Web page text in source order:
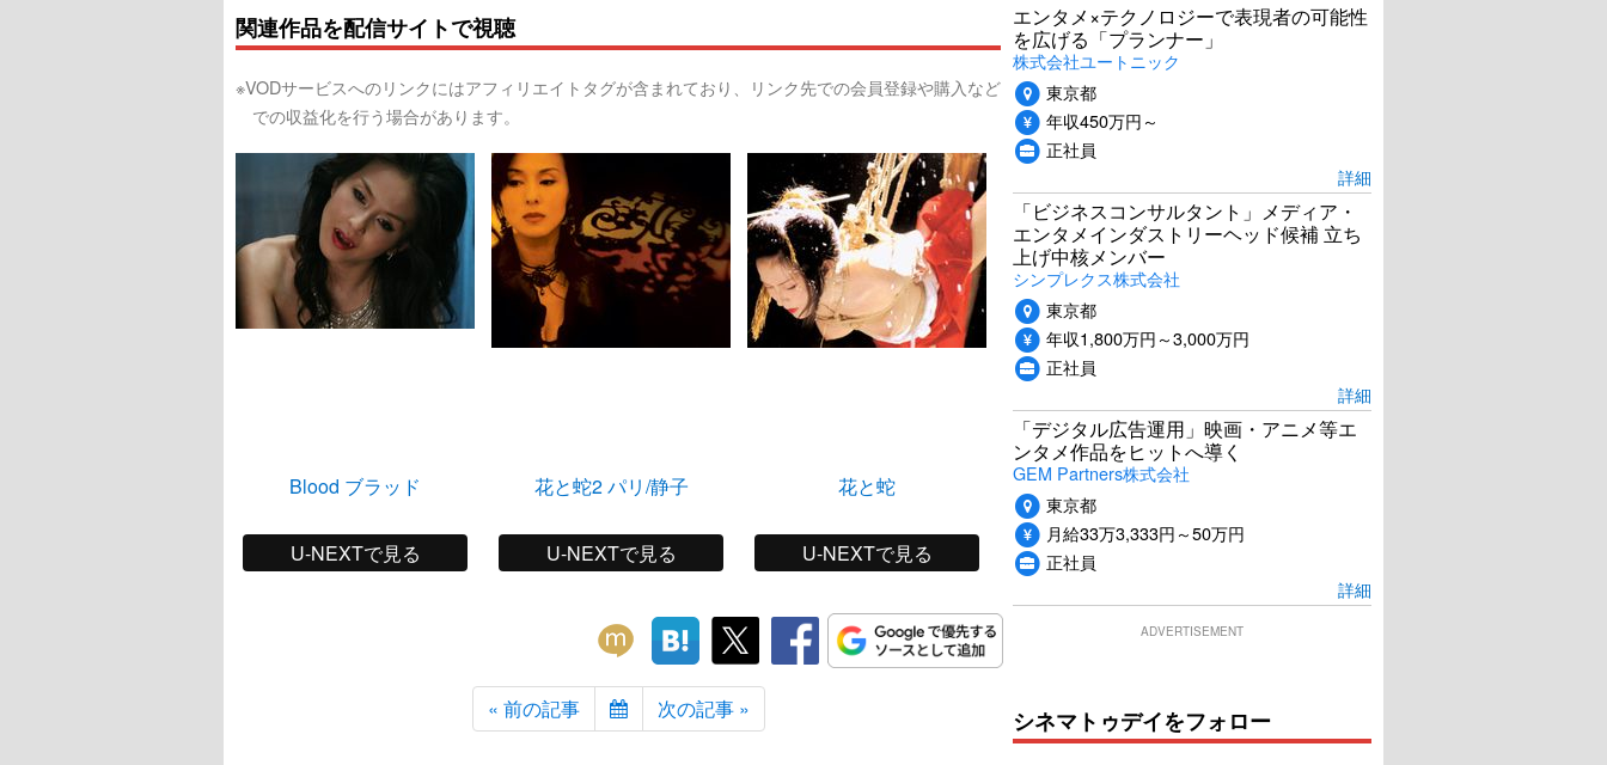
関連作品を配信サイトで視聴
※VODサービスへのリンクにはアフィリエイトタグが含まれており、リンク先での会員登録や購入など
での収益化を行う場合があります。
Blood ブラッド
U-NEXTで見る
花と蛇2 パリ/静子
U-NEXTで見る
花と蛇
U-NEXTで見る
散歩屋ケンちゃん
U-NEXTで見る
« 前の記事 次の記事 »
エンタメ×テクノロジーで表現者の可能性
を広げる「プランナー」
株式会社ユートニック
東京都
年収450万円～
正社員
詳細
「ビジネスコンサルタント」メディア・
エンタメインダストリーヘッド候補 立ち
上げ中核メンバー
シンプレクス株式会社
東京都
年収1,800万円～3,000万円
正社員
詳細
「デジタル広告運用」映画・アニメ等エ
ンタメ作品をヒットへ導く
GEM Partners株式会社
東京都
月給33万3,333円～50万円
正社員
詳細
ADVERTISEMENT
シネマトゥデイをフォロー